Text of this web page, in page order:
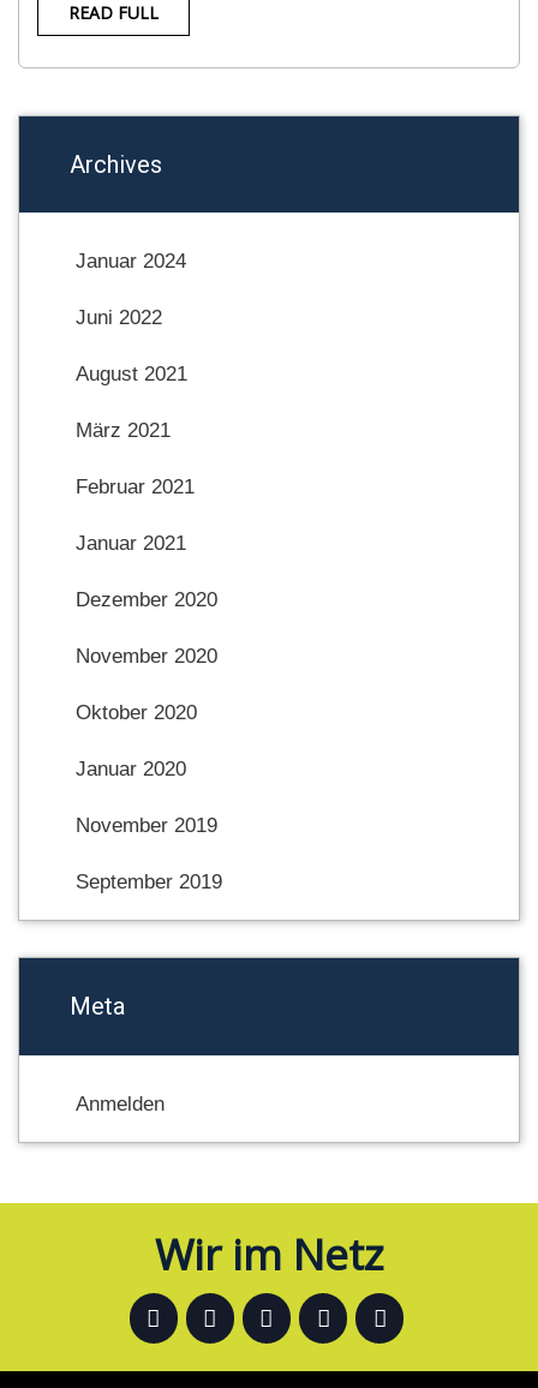
READ FULL
Archives
Januar 2024
Juni 2022
August 2021
März 2021
Februar 2021
Januar 2021
Dezember 2020
November 2020
Oktober 2020
Januar 2020
November 2019
September 2019
Meta
Anmelden
Wir im Netz